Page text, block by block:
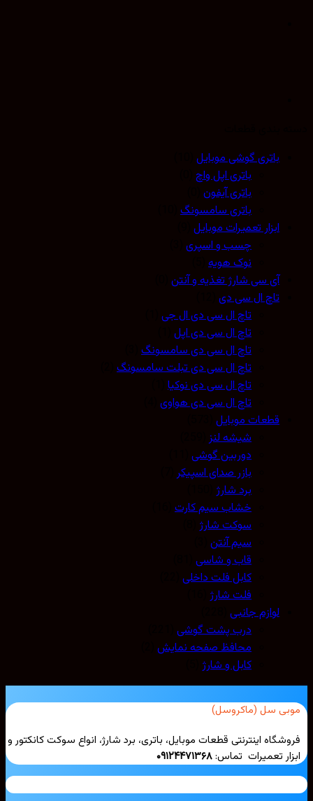
باتری گوشی موبایل(10)
باتری اپل واچ(0)
باتری آیفون(0)
باتری سامسونگ(10)
ابزار تعمیرات موبایل(9)
چسب و اسپری(3)
نوک هویه(5)
آی سی شارژ تغذیه و آنتن(0)
تاچ ال سی دی(12)
تاچ ال سی دی ال جی(1)
تاچ ال سی دی اپل(1)
تاچ ال سی دی سامسونگ(3)
تاچ ال سی دی تبلت سامسونگ(2)
تاچ ال سی دی نوکیا (1)
تاچ ال سی دی هواوی(4)
قطعات موبایل(573)
شیشه لنز(259)
دوربین گوشی(11)
بازر صدای اسپیکر(7)
برد شارژ(150)
خشاب سیم کارت(16)
سوکت شارژ(8)
سیم آنتن(3)
قاب و شاسی(81)
کابل فلت داخلی(22)
فلت شارژ(16)
لوازم جانبی(228)
درب پشت گوشی(221)
محافظ صفحه نمایش(2)
کابل و شارژ(5)
سل (ماکروسل)
اینترنتی قطعات موبایل، باتری، برد شارژ، انواع سوکت کانکتور و
تعمیرات تماس:۰۹۱۲۴۴۷۱۳۶۸